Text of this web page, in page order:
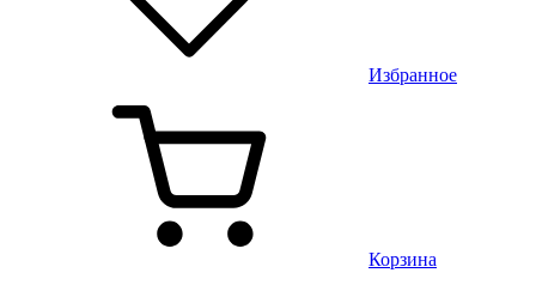
Избранное
Корзина